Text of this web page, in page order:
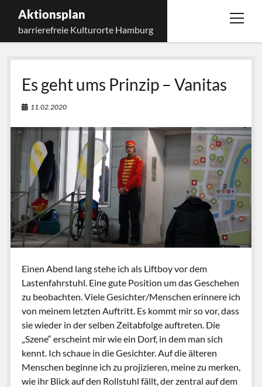
Aktionsplan
barrierefreie Kulturorte Hamburg
Menü
Über den Aktionsplan
Kontakt Menü
Impressum
Datenschutz
Es geht ums Prinzip – Vanitas
11.02.2020
Einen Abend lang stehe ich als Liftboy vor dem
Lastenfahrstuhl. Eine gute Position um das Geschehen
zu beobachten. Viele Gesichter/Menschen erinnere ich
von meinem letzten Auftritt. Es kommt mir so vor, dass
sie wieder in der selben Zeitabfolge auftreten. Die
„Szene“ erscheint mir wie ein Dorf, in dem man sich
kennt. Ich schaue in die Gesichter. Auf die älteren
Menschen beginne ich zu projizieren, meine zu merken,
wie ihr Blick auf den Rollstuhl fällt, der zentral auf dem